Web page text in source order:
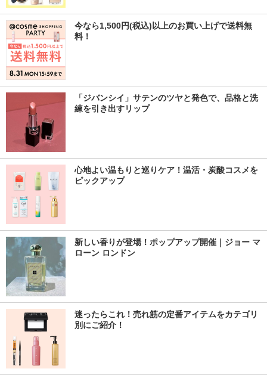
今なら1,500円(税込)以上のお買い上げで送料無
料！
「ジバンシイ」サテンのツヤと発色で、品格と洗
練を引き出すリップ
心地よい温もりと巡りケア！温活・炭酸コスメを
ピックアップ
新しい香りが登場！ポップアップ開催｜ジョー マ
ローン ロンドン
迷ったらこれ！売れ筋の定番アイテムをカテゴリ
別にご紹介！